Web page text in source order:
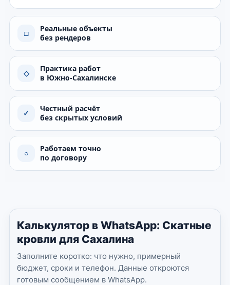
□
Реальные объекты
без рендеров
◇
Практика работ
в Южно-Сахалинске
✓
Честный расчёт
без скрытых условий
○
Работаем точно
по договору
Калькулятор в WhatsApp: Скатные
кровли для Сахалина
Заполните коротко: что нужно, примерный
бюджет, сроки и телефон. Данные откроются
готовым сообщением в WhatsApp.